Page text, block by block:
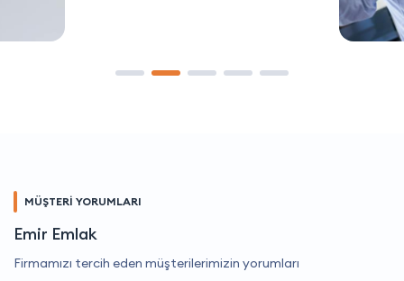
MÜŞTERİ YORUMLARI
Emir Emlak
Firmamızı tercih eden müşterilerimizin yorumları